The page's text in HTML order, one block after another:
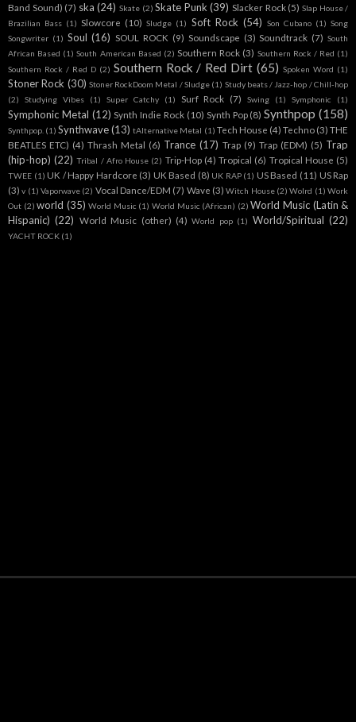
Band Sound) (7) ska (24) Skate (2) Skate Punk (39) Slacker Rock (5) Slap House /
Brazilian Bass (1) Slowcore (10) Sludge (1) Soft Rock (54) Son Cubano (1) Song
Songwriter (1) Soul (16) SOUL ROCK (9) Soundscape (3) Soundtrack (7) South
African Based (1) South American Based (2) Southern Rock (3) Southern Rock / Red (1)
Southern Rock / Red D (2) Southern Rock / Red Dirt (65) Spoken Word (1)
Stoner Rock (30) Stoner RockDoom Metal / Sludge (1) Study beats / Jazz-hop / Chill-hop
(2)
Studying Vibes (1) Super Catchy (1) Surf Rock (7) Swing (1) Symphonic (1)
Symphonic Metal (12) Synth Indie Rock (10) Synth Pop (8) Synthpop (158)
Synthpop. (1) Synthwave (13) tAlternative Metal (1) Tech House (4) Techno (3) THE
BEATLES ETC) (4) Thrash Metal (6) Trance (17) Trap (9) Trap (EDM) (5) Trap
(hip-hop) (22) Tribal / Afro House (2) Trip-Hop (4) Tropical (6) Tropical House (5)
TWEE (1) UK / Happy Hardcore (3) UK Based (8) UK RAP (1) US Based (11) US Rap
(3) v (1) Vaporwave (2) Vocal Dance/EDM (7) Wave (3) Witch House (2) Wolrd (1) Work
Out (2) world (35) World Music (1) World Music (African) (2) World Music (Latin &
Hispanic) (22) World Music (other) (4) World pop (1) World/Spiritual (22)
YACHT ROCK (1)